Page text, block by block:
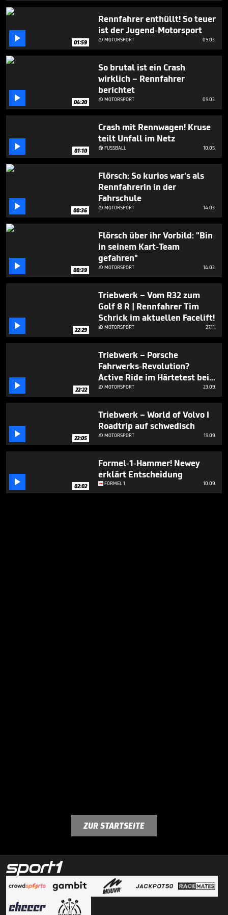
minute,
seconds
 01:59
Rennfahrer enthüllt! So teuer
ist der Jugend-Motorsport
MOTORSPORT 09.03.
 04:20
So brutal ist ein Crash
wirklich – Rennfahrer
berichtet
MOTORSPORT 09.03.
 01:10
Crash mit Rennwagen! Kruse
teilt Unfall im Netz
FUSSBALL 10.05.
 00:36
Flörsch: So kurios war's als
Rennfahrerin in der
Fahrschule
MOTORSPORT 14.03.
 00:39
Flörsch über ihr Vorbild: "Bin
in seinem Kart-Team
gefahren"
MOTORSPORT 14.03.
 22:29
Triebwerk – Vom R32 zum
Golf 8 R | Rennfahrer Tim
Schrick im aktuellen Facelift!
MOTORSPORT 27.11.
 22:22
Triebwerk – Porsche
Fahrwerks-Revolution?
Active Ride im Härtetest bei
Walter Röhrl & Tim Schrick I
Nürburgring Nordschleife
MOTORSPORT 23.09.
 22:05
Triebwerk – World of Volvo I
Roadtrip auf schwedisch
MOTORSPORT 19.09.
 02:02
Formel-1-Hammer! Newey
erklärt Entscheidung
FORMEL 1 10.09.
ZUR STARTSEITE